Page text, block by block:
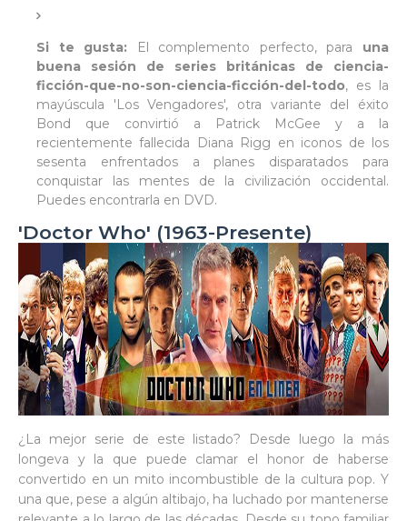
Si te gusta: El complemento perfecto, para una
buena sesión de series británicas de ciencia-
ficción-que-no-son-ciencia-ficción-del-todo, es la
mayúscula 'Los Vengadores', otra variante del éxito
Bond que convirtió a Patrick McGee y a la
recientemente fallecida Diana Rigg en iconos de los
sesenta enfrentados a planes disparatados para
conquistar las mentes de la civilización occidental.
Puedes encontrarla en DVD.
'Doctor Who' (1963-Presente)
¿La mejor serie de este listado? Desde luego la más
longeva y la que puede clamar el honor de haberse
convertido en un mito incombustible de la cultura pop. Y
una que, pese a algún altibajo, ha luchado por mantenerse